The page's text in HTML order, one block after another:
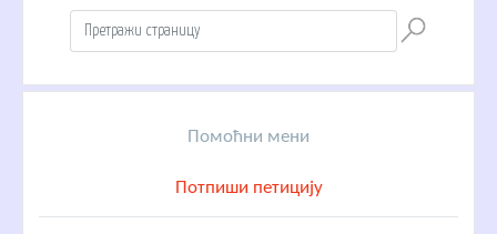
Помоћни мени
Потпиши петицију